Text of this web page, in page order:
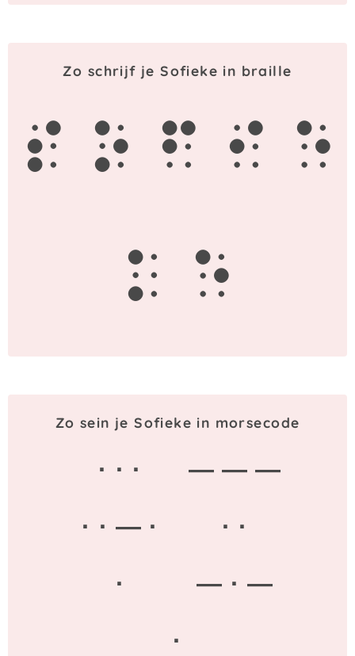
Zo schrijf je Sofieke in braille
s o f i e
k e
Zo sein je Sofieke in morsecode
· · ·
— — —
· · — ·
· ·
·
— · —
·